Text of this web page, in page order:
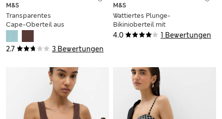
2.7 3 Bewertungen
M&S
Transparentes
Cape-Oberteil aus
4.0 1 Bewertungen
M&S
Wattiertes Plunge-
Bikinioberteil mit
Tiermuster